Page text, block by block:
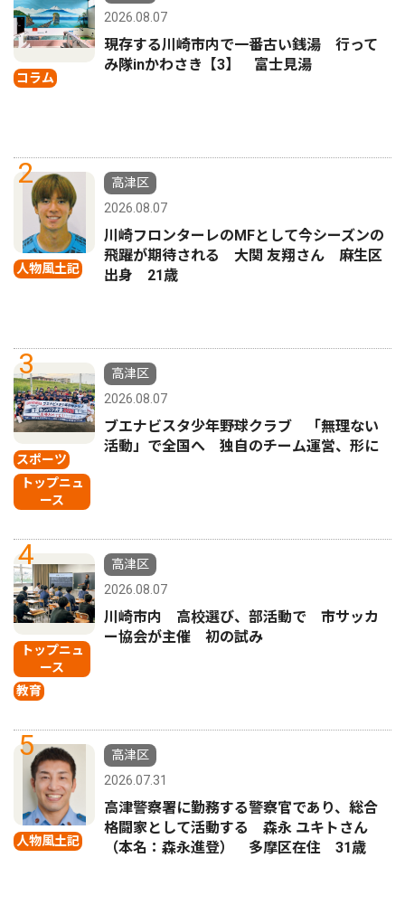
コラム
2026.08.07
現存する川崎市内で一番古い銭湯 行って
み隊inかわさき【3】 富士見湯
2
人物風土記
高津区
2026.08.07
川崎フロンターレのMFとして今シーズンの
飛躍が期待される 大関 友翔さん 麻生区
出身 21歳
3
スポーツ
トップニュ
ース
高津区
2026.08.07
ブエナビスタ少年野球クラブ 「無理ない
活動」で全国へ 独自のチーム運営、形に
4
トップニュ
ース
教育
高津区
2026.08.07
川崎市内 高校選び、部活動で 市サッカ
ー協会が主催 初の試み
5
人物風土記
高津区
2026.07.31
高津警察署に勤務する警察官であり、総合
格闘家として活動する 森永 ユキトさん
（本名：森永進登） 多摩区在住 31歳